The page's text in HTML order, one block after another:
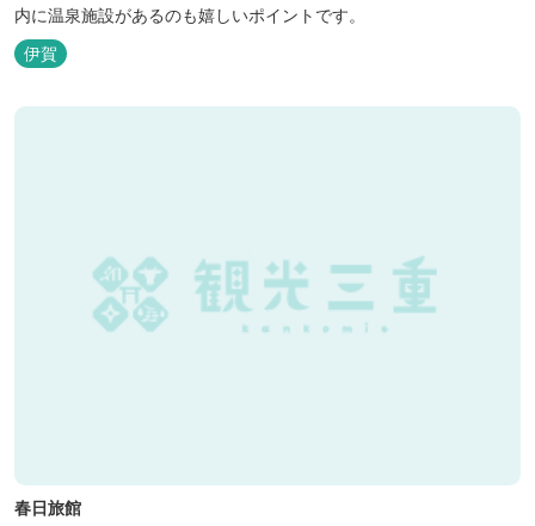
内に温泉施設があるのも嬉しいポイントです。
伊賀
春日旅館